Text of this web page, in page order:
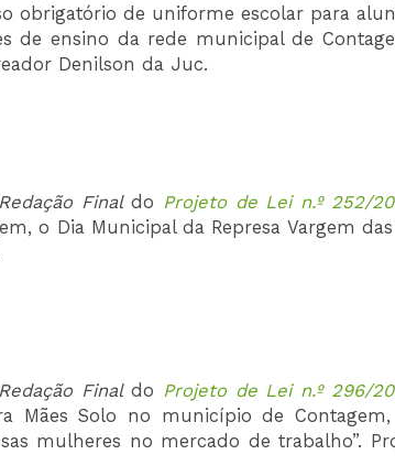
obrigatório de uniforme escolar para
de ensino da rede municipal de
Denilson da Juc.
Finaldo Projeto de Lei n.º 252/
o Dia Municipal da Represa Vargem das
Finaldo Projeto de Lei n.º 296/
Mães Solo no município de
mulheres no mercado de trabalho”.